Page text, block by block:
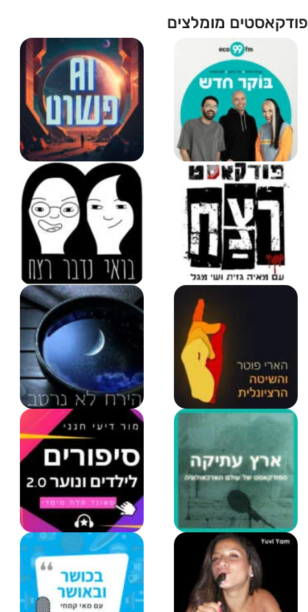
פודקאסטים מומלצים
בוקר חדש - טל ברמן, תם
אהרון,...
פשוט AI
177 פרקים
53 פרקים
Lets Talk Murder | בואי
נדבר רצח
365 פרקים
הארי פוטר והשיטה
הרציונלית
181 פרקים
הירח לא נרטב
128 פרקים |
ארץ עתיקה
29 פרקים
סיפורים לילדים בעברית